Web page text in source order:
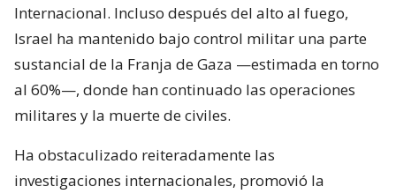
Internacional. Incluso después del alto al fuego,
Israel ha mantenido bajo control militar una parte
sustancial de la Franja de Gaza —estimada en torno
al 60%—, donde han continuado las operaciones
militares y la muerte de civiles.
Ha obstaculizado reiteradamente las
investigaciones internacionales, promovió la